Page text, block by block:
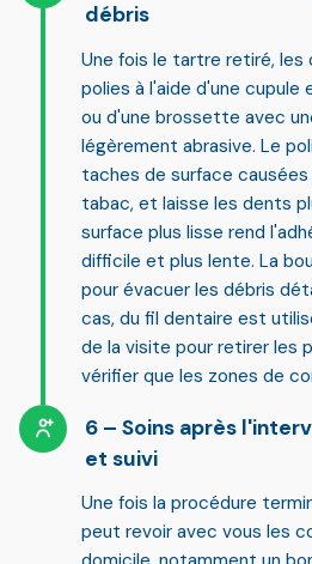
débris
Une fois le tartre retiré,
polies à l'aide d'une
ou d'une brossette avec
légèrement abrasive. Le
taches de surface
tabac, et laisse les dents
surface plus lisse rend
difficile et plus lente. La
pour évacuer les débris
cas, du fil dentaire est
de la visite pour retirer les
vérifier que les zones de
Soins après
et suivi
Une fois la procédure
peut revoir avec vous les